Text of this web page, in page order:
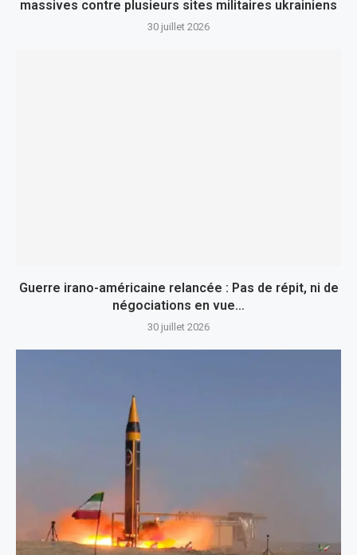
massives contre plusieurs sites militaires ukrainiens
30 juillet 2026
Guerre irano-américaine relancée : Pas de répit, ni de
négociations en vue…
30 juillet 2026